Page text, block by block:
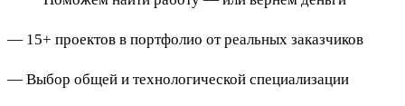
— 15+ проектов в портфолио от реальных заказчиков
— Выбор общей и технологической специализации